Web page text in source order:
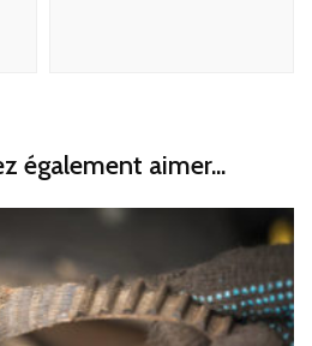
également aimer...